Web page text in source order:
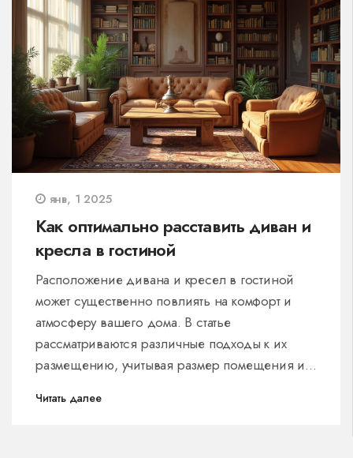
искусственный камень и специальные
ламинированные плиты. Также даны
практичные советы по уходу за мебелью и
выбору материалов, чтобы продлить срок
службы вашей ванной обстановки.
янв, 1 2025
Как оптимально расставить диван и
кресла в гостиной
Расположение дивана и кресел в гостиной
может существенно повлиять на комфорт и
атмосферу вашего дома. В статье
рассматриваются различные подходы к их
размещению, учитывая размер помещения и
практические советы, так и интересные
Читать далее